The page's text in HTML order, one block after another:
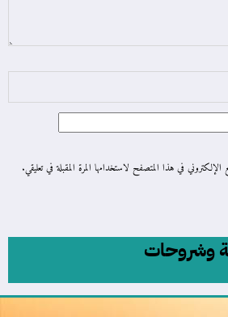
في هذا المتصفح لاستخدامها المرة المقبلة في تعليقي.
وشروحات